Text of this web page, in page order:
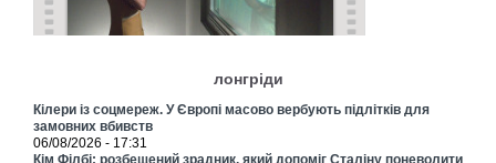
лонгріди
Кілери із соцмереж. У Європі масово вербують підлітків для
замовних вбивств
06/08/2026 - 17:31
Кім Філбі: розбещений зрадник, який допоміг Сталіну поневолити